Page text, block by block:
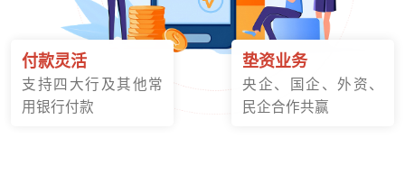
付款灵活
支持四大行及其他常
用银行付款
垫资业务
央企、国企、外资、
民企合作共赢